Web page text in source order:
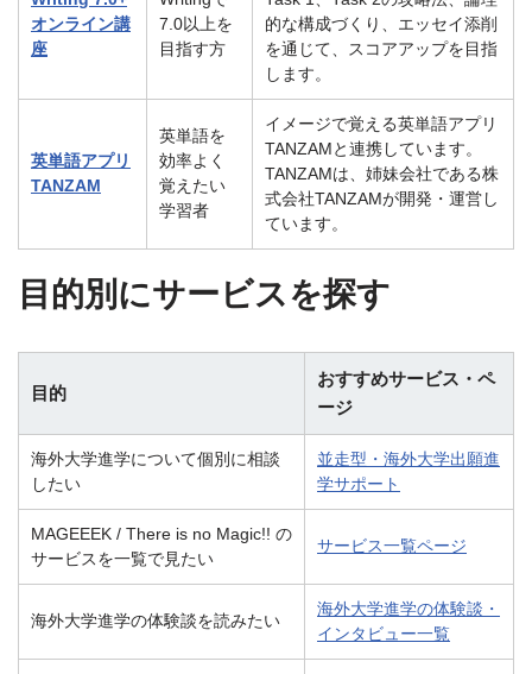
オンライン講
座
7.0以上を
目指す方
的な構成づくり、エッセイ添削
を通じて、スコアアップを目指
します。
英単語アプリ
TANZAM
英単語を
効率よく
覚えたい
学習者
イメージで覚える英単語アプリ
TANZAMと連携しています。
TANZAMは、姉妹会社である株
式会社TANZAMが開発・運営し
ています。
目的別にサービスを探す
目的
おすすめサービス・ペ
ージ
海外大学進学について個別に相談
したい
並走型・海外大学出願進
学サポート
MAGEEEK / There is no Magic!! の
サービスを一覧で見たい
サービス一覧ページ
海外大学進学の体験談を読みたい
海外大学進学の体験談・
インタビュー一覧